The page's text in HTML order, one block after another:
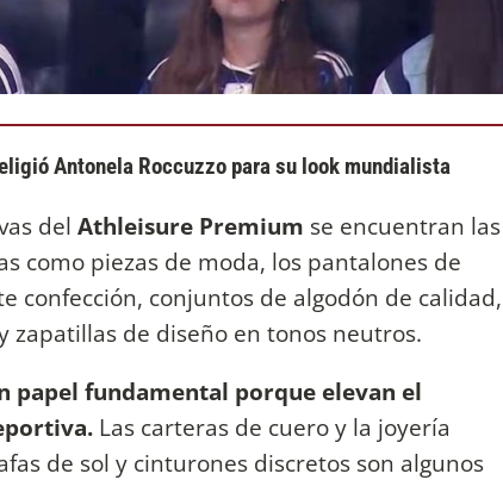
Antonela Roccuzzo para su look mundialista
del Athleisure Premium se encuentran las
como piezas de moda, los pantalones de
confección, conjuntos de algodón de calidad,
zapatillas de diseño en tonos neutros.
papel fundamental porque elevan el
Las carteras de cuero y la joyería
de sol y cinturones discretos son algunos